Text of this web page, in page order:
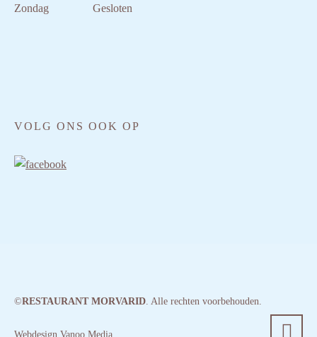
Zondag
Gesloten
VOLG ONS OOK OP
©RESTAURANT MORVARID . Alle rechten voorbehouden.
Webdesign Vanoo Media